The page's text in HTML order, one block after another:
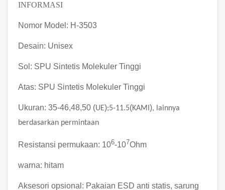
INFORMASI
Nomor Model: H-3503
Desain: Unisex
Sol: SPU Sintetis Molekuler Tinggi
Atas: SPU Sintetis Molekuler Tinggi
Ukuran: 35-46,48,50 (UE);5-11.5(KAMI ), lainnya
berdasarkan permintaan
Resistansi permukaan: 106-107Ohm
warna: hitam
Aksesori opsional: Pakaian ESD anti statis, sarung